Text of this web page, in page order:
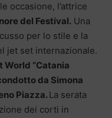
occasione, l’attrice
del Festival. Una
per lo stile e la
jet set internazionale.
World “Catania
da Simona
Piazza. La serata
dei corti in